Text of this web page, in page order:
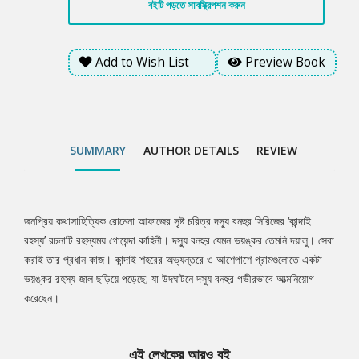
বইটি পড়তে সাবস্ক্রিপশন করুন
Add to Wish List Preview Book
SUMMARY AUTHOR DETAILS REVIEW
Tab
Article
জনপ্রিয় কথাসাহিত্যিক রোমেনা আফাজের সৃষ্ট চরিত্র দস্যু বনহুর সিরিজের ‘কান্দাই
রহস্য’ রচনাটি রহস্যময় গোয়েন্দা কাহিনী। দস্যু বনহুর যেমন ভয়ঙ্কর তেমনি দয়ালু। সেবা
করাই তার প্রধান কাজ। কান্দাই শহরের অভ্যন্তরে ও আশেপাশে গ্রামগুলোতে একটা
ভয়ঙ্কর রহস্য জাল ছড়িয়ে পড়েছে; যা উদঘাটনে দস্যু বনহুর গভীরভাবে আত্মনিয়োগ
করেছেন।
এই লেখকের আরও বই